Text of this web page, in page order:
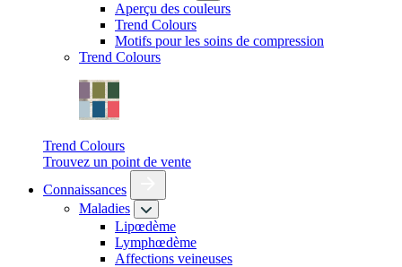
Aperçu des couleurs
Trend Colours
Motifs pour les soins de compression
Trend Colours
Trend Colours
Trouvez un point de vente
Connaissances
Maladies
Lipœdème
Lymphœdème
Affections veineuses